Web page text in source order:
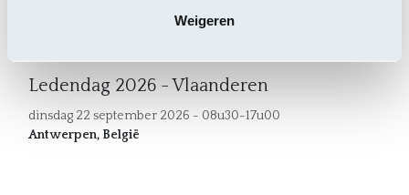
Weigeren
Ledendag 2026 - Vlaanderen
dinsdag 22 september 2026 - 08u30-17u00
Antwerpen,België